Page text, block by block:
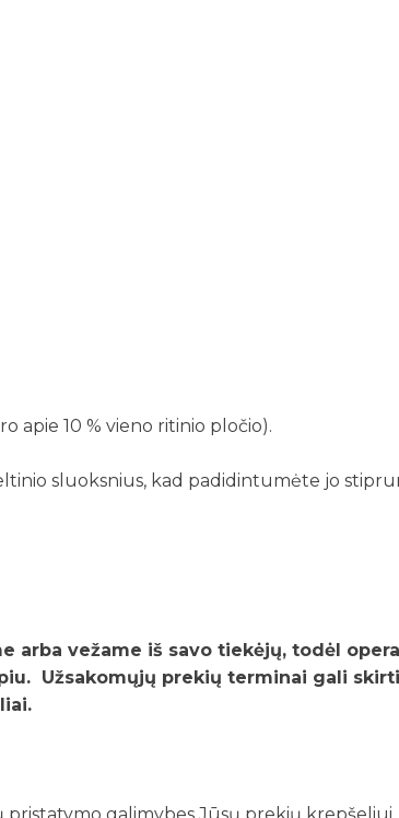
apie 10 % vieno ritinio pločio).
sluoksnius, kad padidintumėte jo
arba vežame iš savo tiekėjų, todėl
Užsakomųjų prekių terminai gali